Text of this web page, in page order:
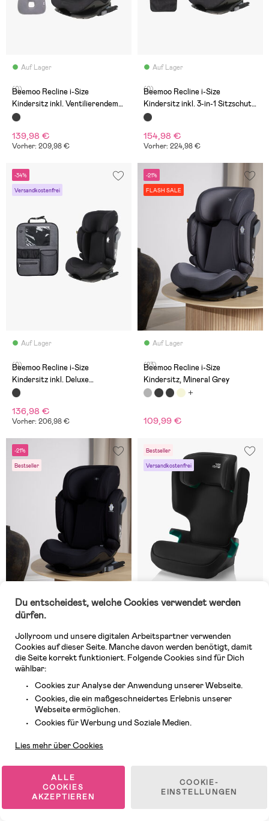
Auf Lager
(0)
Beemoo Recline i-Size
Kindersitz inkl. Ventilierendem
Sitzpolster, Black Mesh/Grey
139,98 €
Vorher: 209,98 €
Auf Lager
(0)
Beemoo Recline i-Size
Kindersitz inkl. 3-in-1 Sitzschutz,
Black Mesh
154,98 €
Vorher: 224,98 €
-34%
Versandkostenfrei
Auf Lager
(0)
Beemoo Recline i-Size
Kindersitz inkl. Deluxe
Trittschutz, Black Mesh
136,98 €
Vorher: 206,98 €
-21%
FLASH SALE
Auf Lager
(23)
Beemoo Recline i-Size
Kindersitz, Mineral Grey
109,99 €
-21%
Bestseller
Auf Lager
(23)
Beemoo Recline i-Size
Kindersitz, Black Stone
109,99 €
Bestseller
Versandkostenfrei
(47)
Britax Römer Adventure Plus
Kindersitz, Space Black
149,99 €
Versandkostenfrei Versandkostenfrei
Du entscheidest, welche Cookies verwendet werden
dürfen.
Jollyroom und unsere digitalen Arbeitspartner verwenden
Cookies auf dieser Seite. Manche davon werden benötigt, damit
die Seite korrekt funktioniert. Folgende Cookies sind für Dich
wählbar:
Cookies zur Analyse der Anwendung unserer Webseite.
Cookies, die ein maßgeschneidertes Erlebnis unserer
Webseite ermöglichen.
Cookies für Werbung und Soziale Medien.
Lies mehr über Cookies
ALLE
COOKIES
AKZEPTIEREN
COOKIE-
EINSTELLUNGEN